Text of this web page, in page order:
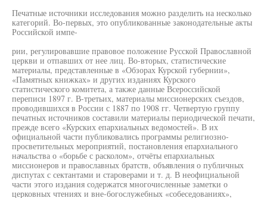
Печатные источники исследования можно разделить на несколько
категорий. Во-первых, это опубликованные законодательные акты
Российской импе-
рии, регулировавшие правовое положение Русской Православной
церкви и отпавших от нее лиц. Во-вторых, статистические
материалы, представленные в «Обзорах Курской губернии»,
«Памятных книжках» и других изданиях Курского
статистического комитета, а также данные Всероссийской
переписи 1897 г. В-третьих, материалы миссионерских съездов,
проводившихся в России с 1887 по 1908 гг. Четвертую группу
печатных источников составили материалы периодической печати,
прежде всего «Курских епархиальных ведомостей». В их
официальной части публиковались программы религиозно-
просветительных мероприятий, постановления епархиального
начальства о «борьбе с расколом», отчёты епархиальных
миссионеров и православных братств, объявления о публичных
диспутах с сектантами и староверами и т. д. В неофициальной
части этого издания содержатся многочисленные заметки о
церковных чтениях и вне-богослужебных «собеседованиях»,